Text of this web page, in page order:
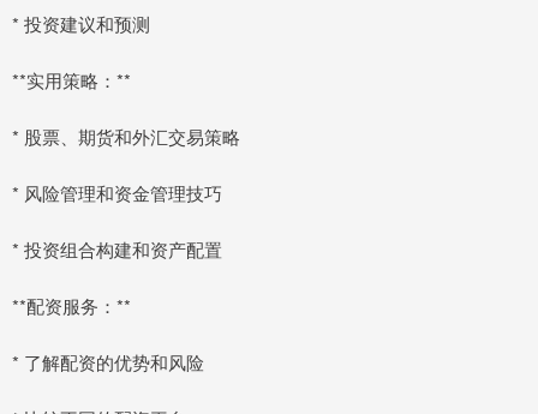
* 投资建议和预测
**实用策略：**
* 股票、期货和外汇交易策略
* 风险管理和资金管理技巧
* 投资组合构建和资产配置
**配资服务：**
* 了解配资的优势和风险